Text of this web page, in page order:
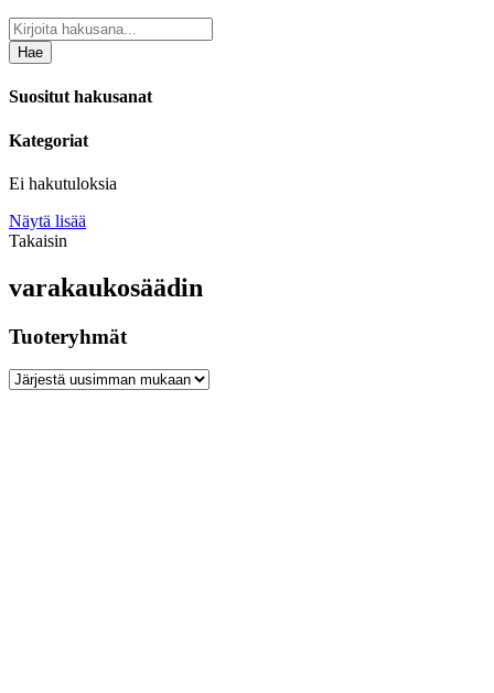
Hae
Suositut hakusanat
Kategoriat
Ei hakutuloksia
Näytä lisää
Takaisin
varakaukosäädin
Tuoteryhmät